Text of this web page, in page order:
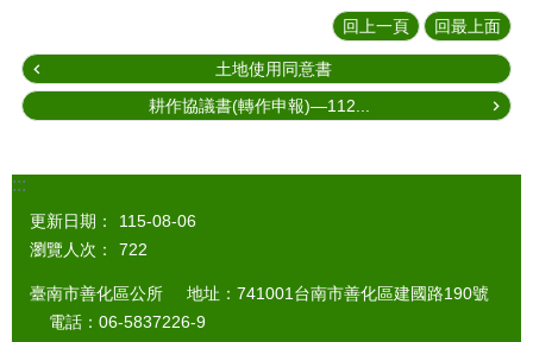
回上一頁 回最上面
土地使用同意書
耕作協議書(轉作申報)—112...
:::
更新日期：
115-08-06
瀏覽人次：
722
臺南市善化區公所 地址：741001台南市善化區建國路190號
電話：06-5837226-9